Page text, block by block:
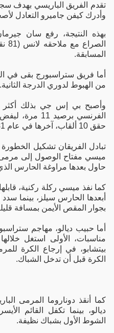
وأدرك كيفن جاميرو التعادل
المسابقة.
من الهبوط لدوري الدرجة الثانية.
وأصبح بي إس جي بذلك أكثر
الفرنسي
حقق 10 ألقاب، آخرها في عام 1981.
تبادل الفريقان تشكيل
ميسي مفتاح الوصول إلى مرمى
حاول بعدها مراوغة الحارس
كما نفذ ميسي ركلة ركنية،
أبعدها الحارس سيلز، بينما
بجوار المقص الأيمن بمسافة
أما حبيب ديالو، مهاجم
مناسبات، الأولى استغل
بيتشابو، في إرجاع الكرة
الكرة قبل أن تدخل الشباك.
كما أنقذ دوناروما المرمى
ديالو، بينما تكفل القائم
الشوط الأول بشباك نظيفة.